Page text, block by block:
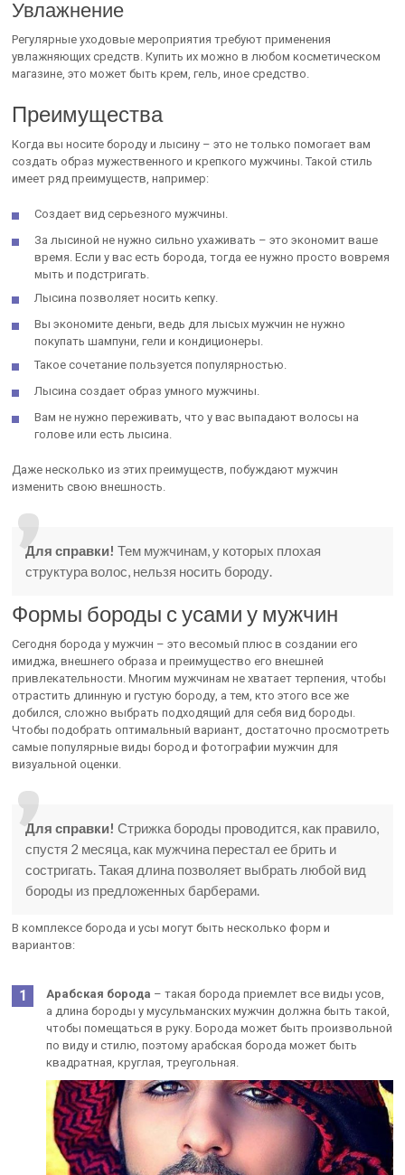
Увлажнение
Регулярные уходовые мероприятия требуют применения
увлажняющих средств. Купить их можно в любом косметическом
магазине, это может быть крем, гель, иное средство.
Преимущества
Когда вы носите бороду и лысину – это не только помогает вам
создать образ мужественного и крепкого мужчины. Такой стиль
имеет ряд преимуществ, например:
Создает вид серьезного мужчины.
За лысиной не нужно сильно ухаживать – это экономит ваше
время. Если у вас есть борода, тогда ее нужно просто вовремя
мыть и подстригать.
Лысина позволяет носить кепку.
Вы экономите деньги, ведь для лысых мужчин не нужно
покупать шампуни, гели и кондиционеры.
Такое сочетание пользуется популярностью.
Лысина создает образ умного мужчины.
Вам не нужно переживать, что у вас выпадают волосы на
голове или есть лысина.
Даже несколько из этих преимуществ, побуждают мужчин
изменить свою внешность.
Для справки! Тем мужчинам, у которых плохая
структура волос, нельзя носить бороду.
Формы бороды с усами у мужчин
Сегодня борода у мужчин – это весомый плюс в создании его
имиджа, внешнего образа и преимущество его внешней
привлекательности. Многим мужчинам не хватает терпения, чтобы
отрастить длинную и густую бороду, а тем, кто этого все же
добился, сложно выбрать подходящий для себя вид бороды.
Чтобы подобрать оптимальный вариант, достаточно просмотреть
самые популярные виды бород и фотографии мужчин для
визуальной оценки.
Для справки! Стрижка бороды проводится, как правило,
спустя 2 месяца, как мужчина перестал ее брить и
состригать. Такая длина позволяет выбрать любой вид
бороды из предложенных барберами.
В комплексе борода и усы могут быть несколько форм и
вариантов:
Арабская борода – такая борода приемлет все виды усов,
а длина бороды у мусульманских мужчин должна быть такой,
чтобы помещаться в руку. Борода может быть произвольной
по виду и стилю, поэтому арабская борода может быть
квадратная, круглая, треугольная.